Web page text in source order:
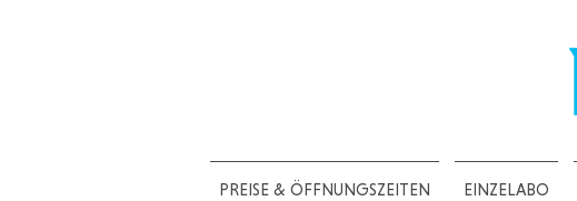
PREISE & ÖFFNUNGSZEITEN EINZELABO